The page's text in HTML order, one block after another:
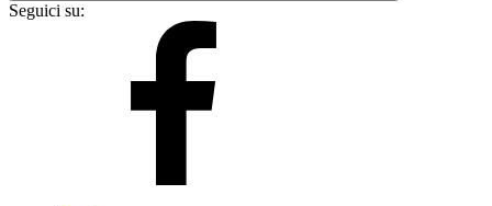
Seguici su: